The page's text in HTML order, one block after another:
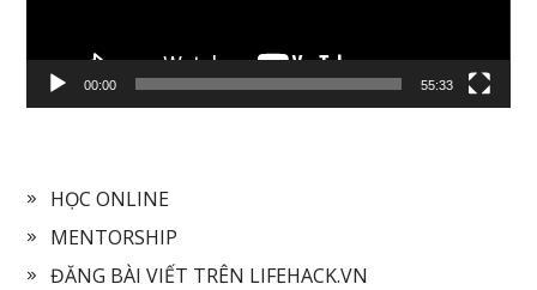
00:00 55:33
HỌC ONLINE
MENTORSHIP
ĐĂNG BÀI VIẾT TRÊN LIFEHACK.VN